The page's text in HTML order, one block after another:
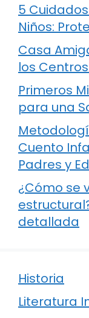
5
Niños:
Casa
los
Primeros
para una
Cuento
Padres y
¿Cómo se
detallada
Historia
Literatura